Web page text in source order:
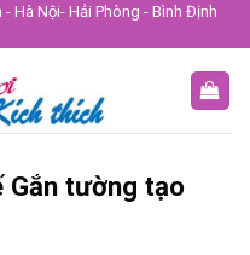
Hà Nội- Hải Phòng - Bình Định
Gắn tường tạo